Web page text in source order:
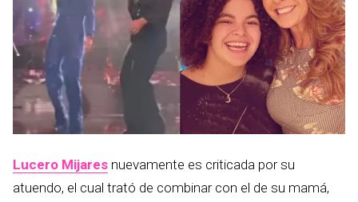
Lucero Mijares nuevamente es criticada por su
atuendo, el cual trató de combinar con el de su mamá,